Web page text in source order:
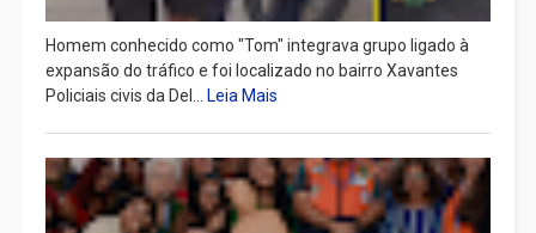
Homem conhecido como "Tom" integrava grupo ligado à
expansão do tráfico e foi localizado no bairro Xavantes
Policiais civis da Del... Leia Mais